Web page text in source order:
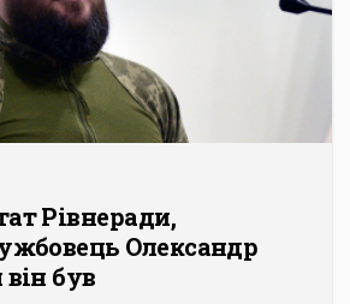
Рівнеради,
Олександр
був